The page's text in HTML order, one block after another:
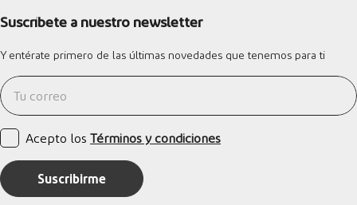
Suscríbete a nuestro newsletter
Y entérate primero de las últimas novedades que tenemos para ti
Acepto los Términos y condiciones
Suscribirme